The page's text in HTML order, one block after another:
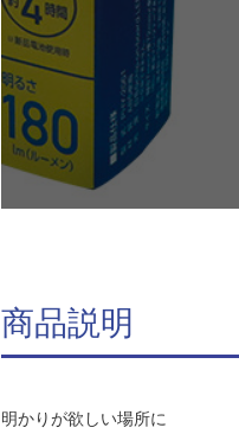
商品説明
明かりが欲しい場所に